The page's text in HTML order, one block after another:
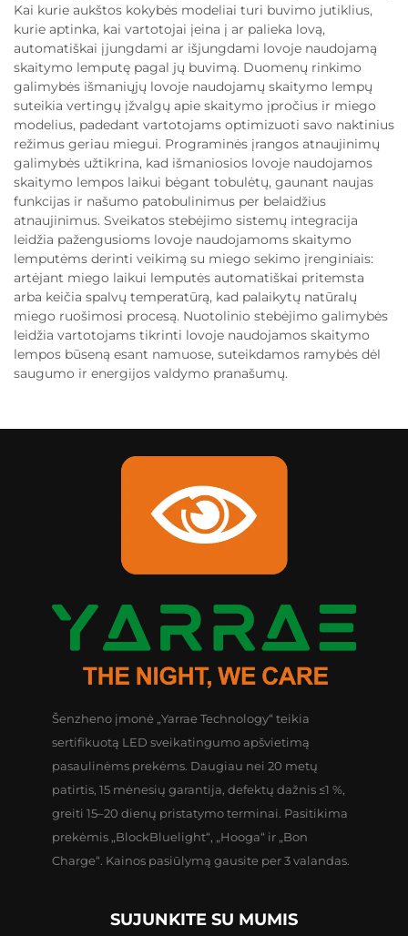
Kai kurie aukštos kokybės modeliai turi buvimo jutiklius,
kurie aptinka, kai vartotojai įeina į ar palieka lovą,
automatiškai įjungdami ar išjungdami lovoje naudojamą
skaitymo lemputę pagal jų buvimą. Duomenų rinkimo
galimybės išmaniųjų lovoje naudojamų skaitymo lempų
suteikia vertingų įžvalgų apie skaitymo įpročius ir miego
modelius, padedant vartotojams optimizuoti savo naktinius
režimus geriau miegui. Programinės įrangos atnaujinimų
galimybės užtikrina, kad išmaniosios lovoje naudojamos
skaitymo lempos laikui bėgant tobulėtų, gaunant naujas
funkcijas ir našumo patobulinimus per belaidžius
atnaujinimus. Sveikatos stebėjimo sistemų integracija
leidžia pažengusioms lovoje naudojamoms skaitymo
lemputėms derinti veikimą su miego sekimo įrenginiais:
artėjant miego laikui lemputės automatiškai pritemsta
arba keičia spalvų temperatūrą, kad palaikytų natūralų
miego ruošimosi procesą. Nuotolinio stebėjimo galimybės
leidžia vartotojams tikrinti lovoje naudojamos skaitymo
lempos būseną esant namuose, suteikdamos ramybės dėl
saugumo ir energijos valdymo pranašumų.
Šenzheno įmonė „Yarrae Technology“ teikia
sertifikuotą LED sveikatingumo apšvietimą
pasaulinėms prekėms. Daugiau nei 20 metų
patirtis, 15 mėnesių garantija, defektų dažnis ≤1 %,
greiti 15–20 dienų pristatymo terminai. Pasitikima
prekėmis „BlockBluelight“, „Hooga“ ir „Bon
Charge“. Kainos pasiūlymą gausite per 3 valandas.
SUJUNKITE SU MUMIS